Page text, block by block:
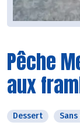
Pêche
aux
Dessert